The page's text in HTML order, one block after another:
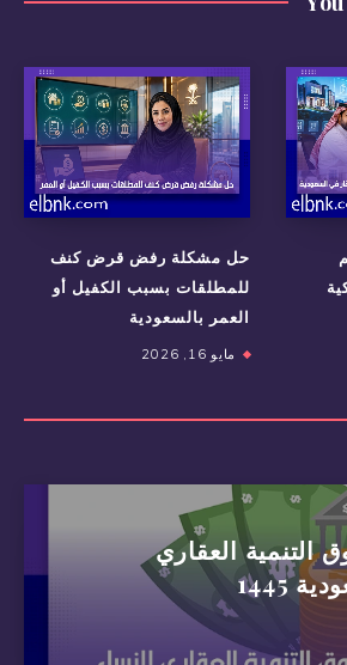
حل مشكلة رفض قرض كنف
للمطلقات بسبب الكفيل أو
العمر بالسعودية
مايو 16, 2026
العقاري
1445